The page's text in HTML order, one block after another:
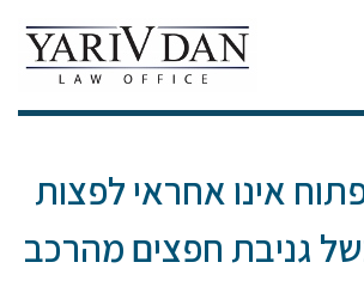
אינו אחראי לפצות
גניבת חפצים מהרכב